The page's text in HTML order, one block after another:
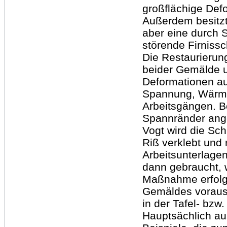
großflächige
Außerdem
aber eine durch
störende
Die
beider Gemälde
Deformationen
Spannung,
Arbeitsgängen.
Spannränder
Vogt wird die
Riß verklebt und
dann gebraucht,
Maßnahme
Gemäldes
in der Tafel-
Hauptsächlich